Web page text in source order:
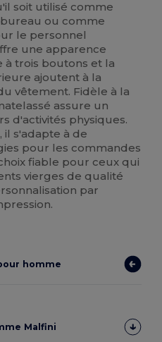
soit utilisé comme
ou comme
le personnel
une apparence
à trois boutons et la
ajoutent à la
vêtement. Fidèle à la
assure un
d'activités physiques.
il s'adapte à de
pour les commandes
fiable pour ceux qui
vierges de qualité
par
homme
Malfini